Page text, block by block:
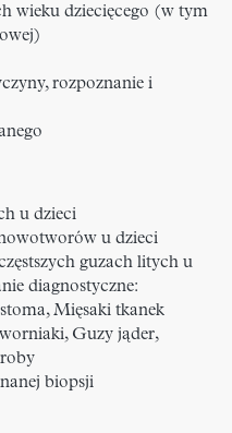
wieku dziecięcego (w tym
rozpoznanie i
u dzieci
u dzieci
guzach litych u
diagnostyczne:
Mięsaki tkanek
Guzy jąder,
biopsji